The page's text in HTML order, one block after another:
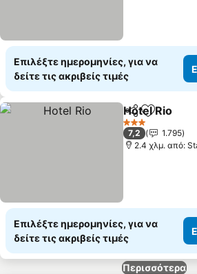
Επιλέξτε ημερομηνίες, για να
δείτε τις ακριβείς τιμές
Κοινοποίηση
Hotel Rio
3 Αστέρια
7,2
1.795
2.4 χλμ. από:
Επιλέξτε ημερομηνίες, για να
δείτε τις ακριβείς τιμές
Περισσότερα